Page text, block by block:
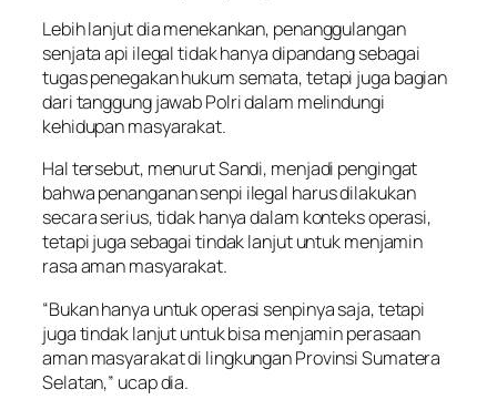
Lebih lanjut dia menekankan, penanggulangan
senjata api ilegal tidak hanya dipandang sebagai
tugas penegakan hukum semata, tetapi juga bagian
dari tanggung jawab Polri dalam melindungi
kehidupan masyarakat.
Hal tersebut, menurut Sandi, menjadi pengingat
bahwa penanganan senpi ilegal harus dilakukan
secara serius, tidak hanya dalam konteks operasi,
tetapi juga sebagai tindak lanjut untuk menjamin
rasa aman masyarakat.
“Bukan hanya untuk operasi senpinya saja, tetapi
juga tindak lanjut untuk bisa menjamin perasaan
aman masyarakat di lingkungan Provinsi Sumatera
Selatan,” ucap dia.